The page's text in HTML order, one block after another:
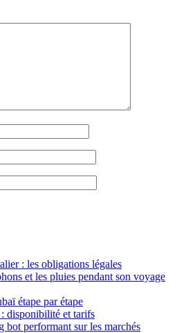
: les obligations légales
et les pluies pendant son voyage
étape par étape
disponibilité et tarifs
bot performant sur les marchés